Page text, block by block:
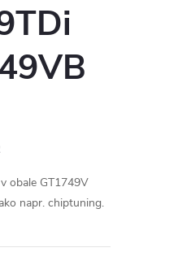
obale GT1749V
napr. chiptuning.